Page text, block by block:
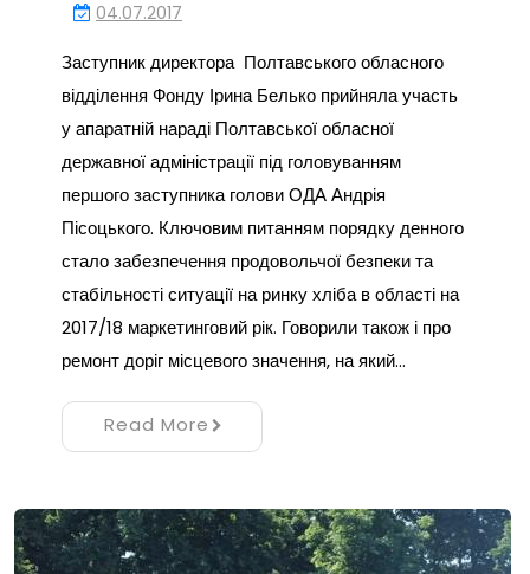
04.07.2017
Заступник директора Полтавського обласного
відділення Фонду Ірина Белько прийняла участь
у апаратній нараді Полтавської обласної
державної адміністрації під головуванням
першого заступника голови ОДА Андрія
Пісоцького. Ключовим питанням порядку денного
стало забезпечення продовольчої безпеки та
стабільності ситуації на ринку хліба в області на
2017/18 маркетинговий рік. Говорили також і про
ремонт доріг місцевого значення, на який…
Read More